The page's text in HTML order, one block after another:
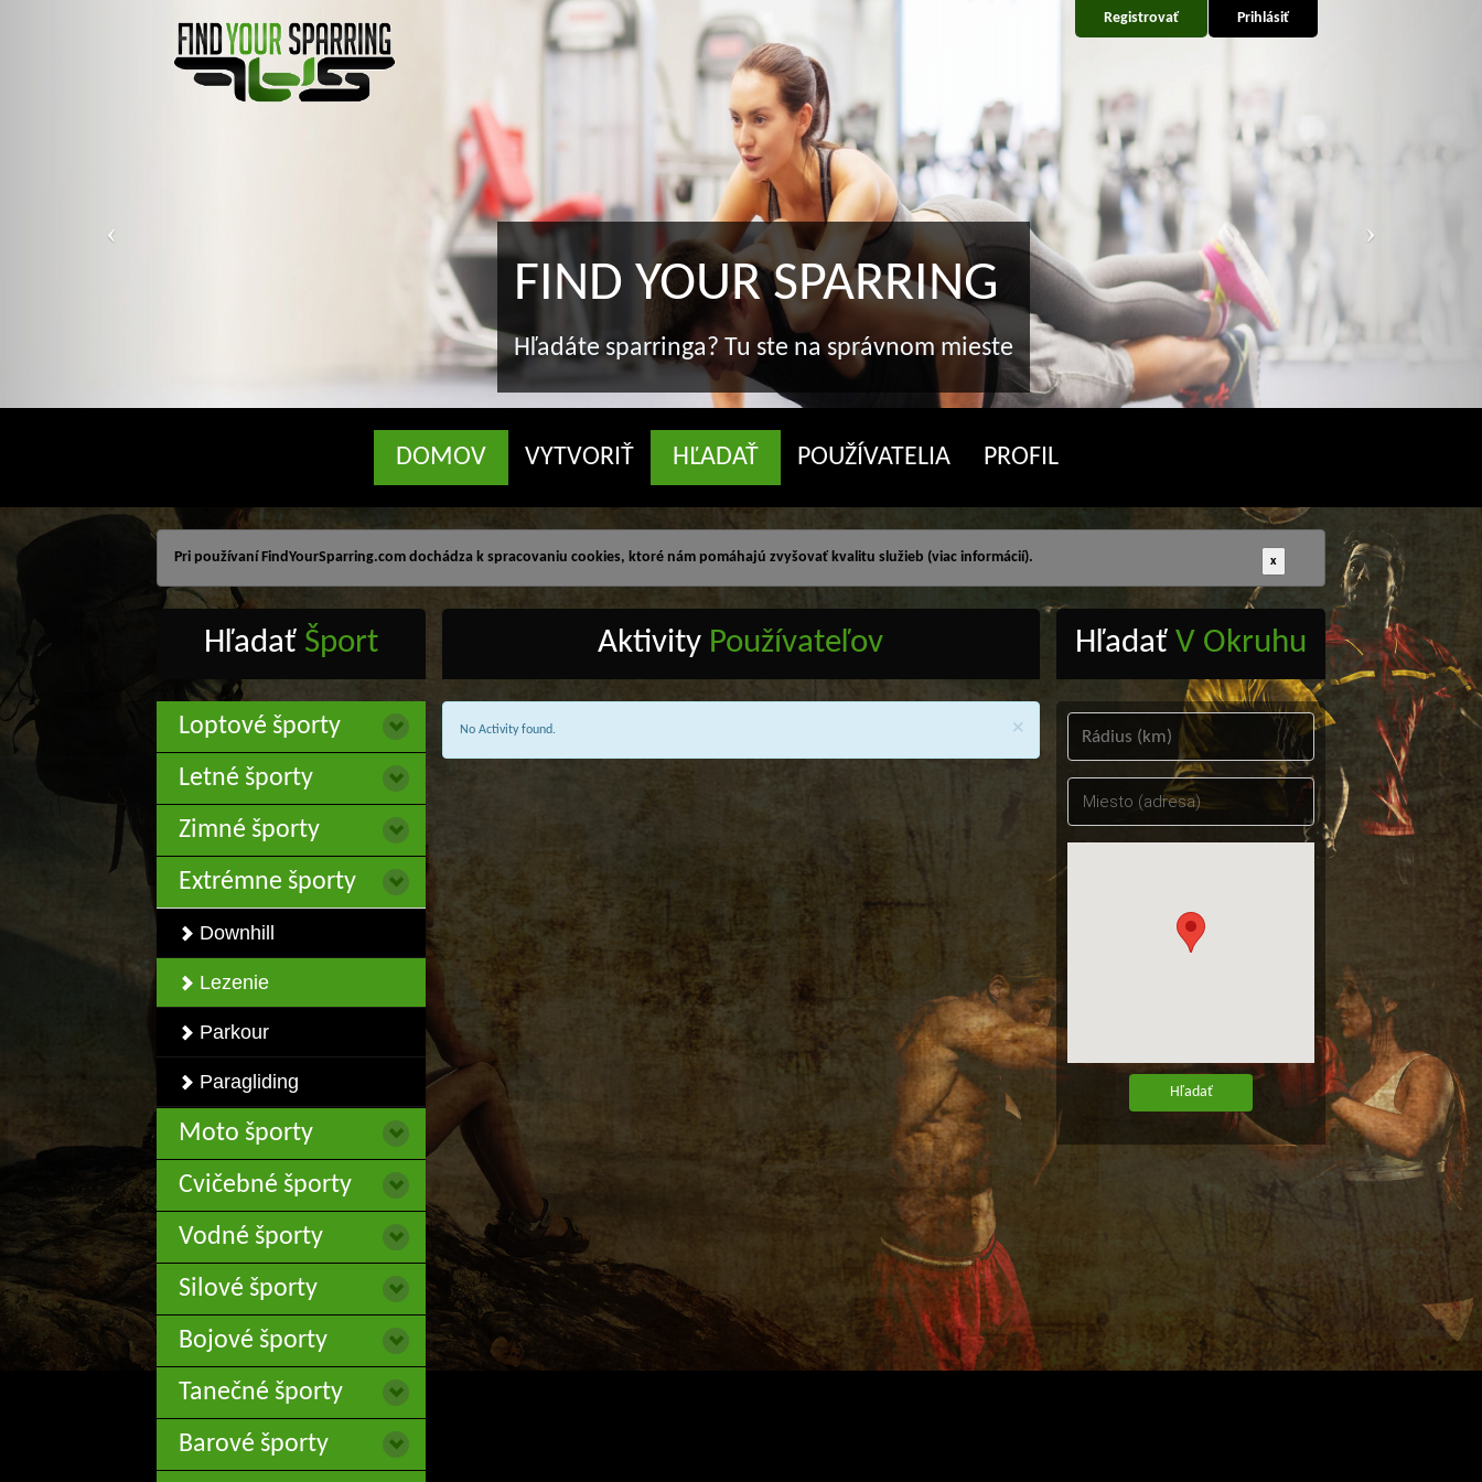
Prihlásiť
Registrovať
FIND YOUR SPARRING
Hľadáte sparringa? Tu ste na správnom mieste
DOMOV VYTVORIŤ HĽADAŤ POUŽÍVATELIA PROFIL
x
Pri používaní FindYourSparring.com dochádza k spracovaniu cookies, ktoré nám pomáhajú zvyšovať kvalitu služieb (viac informácií).
Hľadať Šport
Loptové športy
Letné športy
Zimné športy
Extrémne športy
Downhill
Lezenie
Parkour
Paragliding
Moto športy
Cvičebné športy
Vodné športy
Silové športy
Bojové športy
Tanečné športy
Barové športy
Aktivity Používateľov
×
No Activity found.
HľadaťV Okruhu